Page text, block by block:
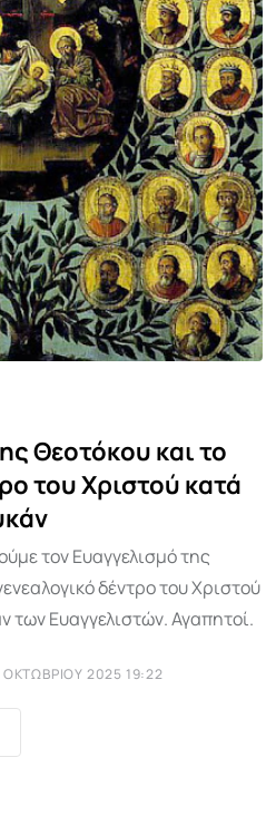
Θεοτόκου και το
του Χριστού κατά
τον Ευαγγελισμό της
δέντρο του Χριστού
των Ευαγγελιστών. Αγαπητοί.
ΟΚΤΩΒΡΊΟΥ 2025 19:22